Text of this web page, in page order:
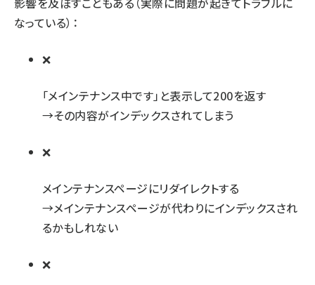
なっている）：
「メインテナンス中です」と表示して200を返す
→その内容がインデックスされてしまう
メインテナンスページにリダイレクトする
→メインテナンスページが代わりにインデックスされ
るかもしれない